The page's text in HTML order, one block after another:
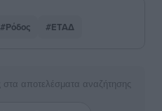
#Ρόδος #ΕΤΑΔ
στα αποτελέσματα αναζήτησης